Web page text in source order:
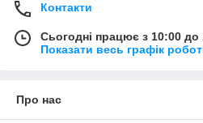
Контакти
Сьогодні працює з 10:00 до
Показати весь графік
Про нас